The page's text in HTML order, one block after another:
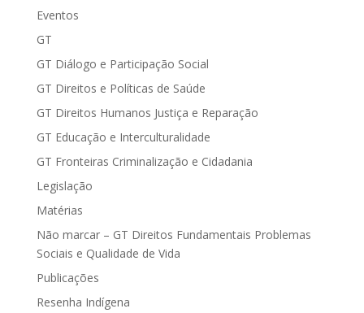
Eventos
GT
GT Diálogo e Participação Social
GT Direitos e Políticas de Saúde
GT Direitos Humanos Justiça e Reparação
GT Educação e Interculturalidade
GT Fronteiras Criminalização e Cidadania
Legislação
Matérias
Não marcar – GT Direitos Fundamentais Problemas
Sociais e Qualidade de Vida
Publicações
Resenha Indígena